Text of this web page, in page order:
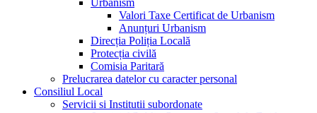
Urbanism
Valori Taxe Certificat de Urbanism
Anunțuri Urbanism
Direcția Poliția Locală
Protecția civilă
Comisia Paritară
Prelucrarea datelor cu caracter personal
Consiliul Local
Servicii si Institutii subordonate